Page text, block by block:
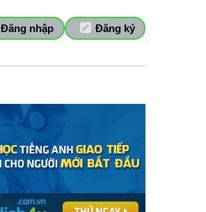
Đăng ký
Đăng nhập